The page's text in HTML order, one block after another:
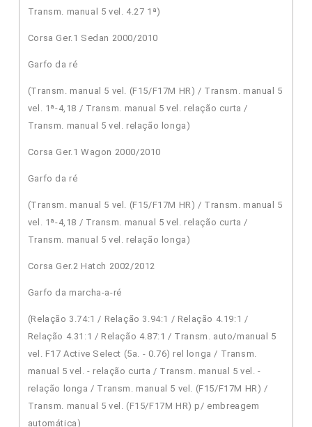
Transm. manual 5 vel. 4.27 1ª)
Corsa Ger.1 Sedan 2000/2010
Garfo da ré
(Transm. manual 5 vel. (F15/F17M HR) / Transm. manual 5
vel. 1ª-4,18 / Transm. manual 5 vel. relação curta /
Transm. manual 5 vel. relação longa)
Corsa Ger.1 Wagon 2000/2010
Garfo da ré
(Transm. manual 5 vel. (F15/F17M HR) / Transm. manual 5
vel. 1ª-4,18 / Transm. manual 5 vel. relação curta /
Transm. manual 5 vel. relação longa)
Corsa Ger.2 Hatch 2002/2012
Garfo da marcha-a-ré
(Relação 3.74:1 / Relação 3.94:1 / Relação 4.19:1 /
Relação 4.31:1 / Relação 4.87:1 / Transm. auto/manual 5
vel. F17 Active Select (5a. - 0.76) rel longa / Transm.
manual 5 vel. - relação curta / Transm. manual 5 vel. -
relação longa / Transm. manual 5 vel. (F15/F17M HR) /
Transm. manual 5 vel. (F15/F17M HR) p/ embreagem
automática)